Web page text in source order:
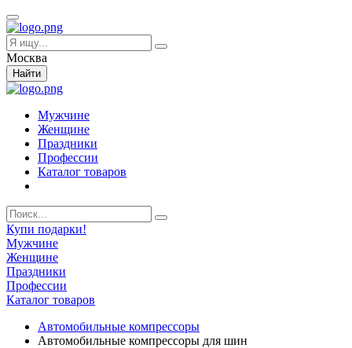
Москва
Найти
Мужчине
Женщине
Праздники
Профессии
Каталог товаров
Купи подарки!
Мужчине
Женщине
Праздники
Профессии
Каталог товаров
Автомобильные компрессоры
Автомобильные компрессоры для шин